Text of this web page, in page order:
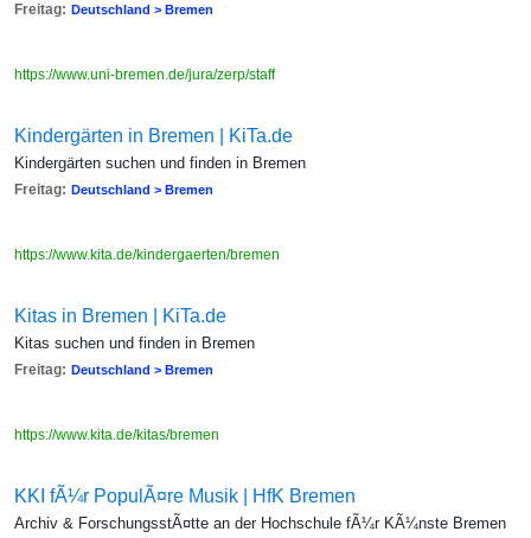
Freitag: Deutschland > Bremen
https://www.uni-bremen.de/jura/zerp/staff
Kindergärten in Bremen | KiTa.de
Kindergärten suchen und finden in Bremen
Freitag: Deutschland > Bremen
https://www.kita.de/kindergaerten/bremen
Kitas in Bremen | KiTa.de
Kitas suchen und finden in Bremen
Freitag: Deutschland > Bremen
https://www.kita.de/kitas/bremen
KKI fÃ¼r PopulÃ¤re Musik | HfK Bremen
Archiv & ForschungsstÃ¤tte an der Hochschule fÃ¼r KÃ¼nste Bremen